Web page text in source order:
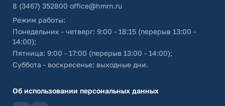
8 (3467) 352800 office@hmrn.ru
Режим работы:
Понедельник - четверг: 9:00 - 18:15 (перерыв 13:00 -
14:00);
Пятница: 9:00 - 17:00 (перерыв 13:00 - 14:00);
Суббота - воскресенье: выходные дни.
Об использовании персональных данных